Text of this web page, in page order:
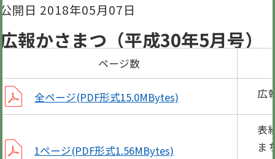
公開日 2018年05月07日
広報かさまつ（平成30年5月号）
ページ数
全ページ(PDF形式15.0MBytes) 広
1ページ(PDF形式1.56MBytes)
表
ま